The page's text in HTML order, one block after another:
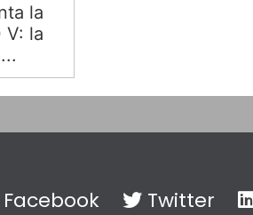
la
V: la
Twitter